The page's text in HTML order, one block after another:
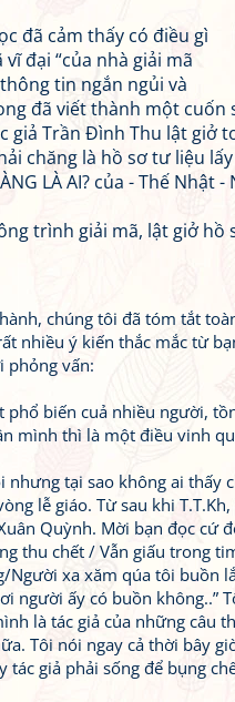
đã cảm thấy có điều gì
đại “của nhà giải mã
tin ngắn ngủi và
đã viết thành một cuốn
giả Trần Đình Thu lật
chăng là hồ sơ tư liệu
LÀ AI? của - Thế Nhật
trình giải mã, lật giở hồ
chúng tôi đã tóm tắt
nhiều ý kiến thắc mắc từ
phỏng vấn:
biến cuả nhiều người,
mình thì là một điều vinh
tại sao không ai thấy
lễ giáo. Từ sau khi
Quỳnh. Mời bạn đọc cứ
thu chết / Vẫn giấu trong
xa xăm qúa tôi buồn
người ấy có buồn không..”
là tác giả của những câu
Tôi nói ngay cả thời bây
giả phải sống để bụng